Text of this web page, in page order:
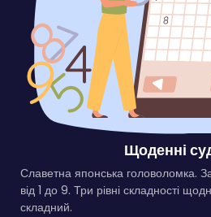
Щоденні
Славетна японська головоломка.
від 1 до 9. Три рівні складності
складний.